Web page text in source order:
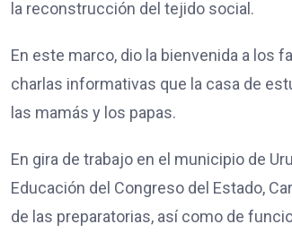
la reconstrucción del tejido social.
En este marco, dio la bienvenida a los
charlas informativas que la casa de
las mamás y los papas.
En gira de trabajo en el municipio de
Educación del Congreso del Estado,
de las preparatorias, así como de